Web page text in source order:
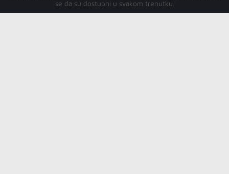
se da su dostupni u svakom trenutku.